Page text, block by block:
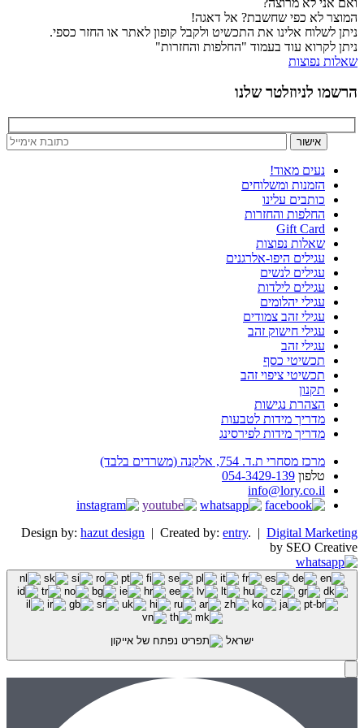
המוצר לא כפי שחשבת? אל דאגה!
ניתן לשלוח אלינו את התכשיט ולקבל קופון לאתר או החזר כספי.
ניתן לקרוא עוד בעמוד "החלפות והחזרות"
שאלות נפוצות
הרשמו לניוזלטר שלנו
נעים מאוד!
הזמנות ומשלוחים
כותבים עלינו
החלפות והחזרות
Gift Card
שאלות נפוצות
עגילים היפו-אלרגנים
עגילים לנשים
עגילים לילדות
עגילי יהלומים
עגילי זהב צמודים
עגילי חישוק זהב
עגילי זהב
תכשיטי כסף
תכשיטי ציפוי זהב
תקנון
הצהרת נגישות
מדריך מידות לטבעות
מדריך מידות לפירסינג
מרכז מסחרי ת.ד. 754, אלקנה (משרדים בלבד)
טלפון 054-3429-139
info@lory.co.il
Design by: hazut design | Created by: entry. | Digital Marketing
by SEO Creative
ישראל